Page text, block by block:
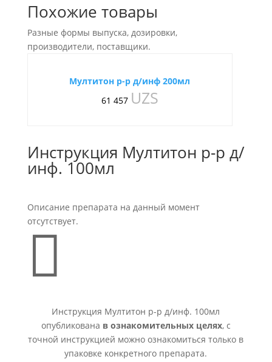
Похожие товары
Разные формы выпуска, дозировки,
производители, поставщики.
Мултитон р-р д/инф 200мл
61 457 UZS
Инструкция Мултитон р-р д/
инф. 100мл
Описание препарата на данный момент
отсутствует.

Инструкция Мултитон р-р д/инф. 100мл
опубликована в ознакомительных целях, с
точной инструкцией можно ознакомиться только в
упаковке конкретного препарата.